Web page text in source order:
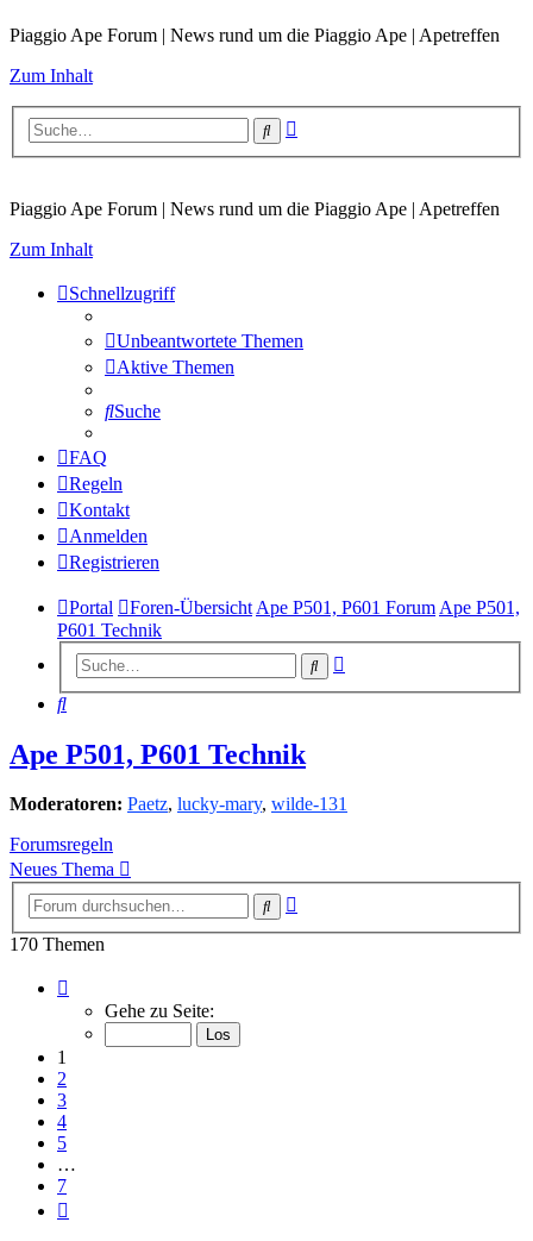
Piaggio Ape Forum | News rund um die Piaggio Ape | Apetreffen
Zum Inhalt
Suche
Piaggio Ape Forum | News rund um die Piaggio Ape | Apetreffen
Zum Inhalt
Schnellzugriff
Unbeantwortete Themen
Aktive Themen
Suche
FAQ
Regeln
Kontakt
Anmelden
Registrieren
Portal Foren-Übersicht Ape P501, P601 Forum Ape P501,
P601 Technik
Suche
Suche
Ape P501, P601 Technik
Moderatoren: Paetz, lucky-mary, wilde-131
Forumsregeln
Neues Thema
Suche
170 Themen
von
Gehe zu Seite:
1
2
3
4
5
…
7